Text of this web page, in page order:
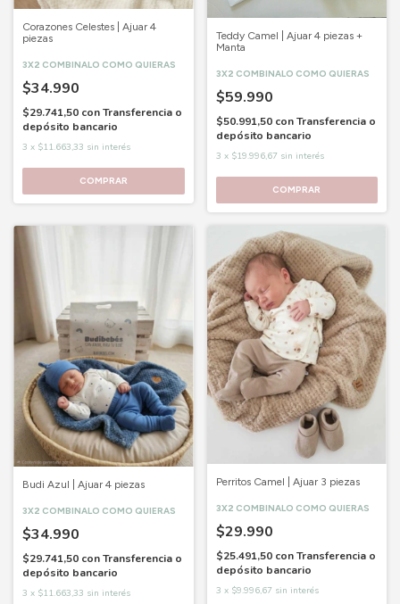
Corazones Celestes | Ajuar 4
piezas
3X2 COMBINALO COMO QUIERAS
$34.990
$29.741,50 conTransferencia o
depósito bancario
3 x $11.663,33 sin interés
COMPRAR
Teddy Camel | Ajuar 4 piezas +
Manta
3X2 COMBINALO COMO QUIERAS
$59.990
$50.991,50 con Transferencia o
depósito bancario
3 x $19.996,67 sin interés
COMPRAR
Budi Azul | Ajuar 4 piezas
3X2 COMBINALO COMO QUIERAS
$34.990
$29.741,50 conTransferencia o
depósito bancario
3 x $11.663,33 sin interés
Perritos Camel | Ajuar 3 piezas
3X2 COMBINALO COMO QUIERAS
$29.990
$25.491,50 con Transferencia o
depósito bancario
3 x $9.996,67 sin interés